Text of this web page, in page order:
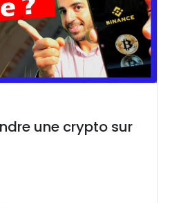
une crypto sur